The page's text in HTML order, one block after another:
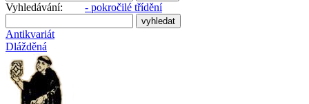
Vyhledávání: - pokročilé třídění
Antikvariát
Dlážděná